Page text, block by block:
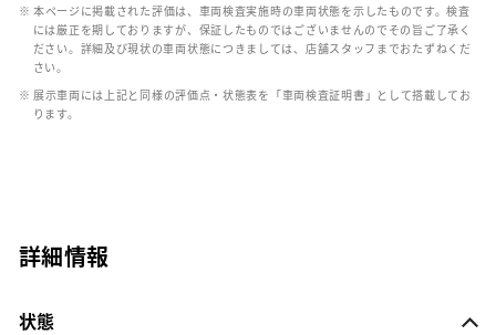
※ 本ページに掲載された評価は、車両検査実施時の車両状態を示したものです。検査
には厳正を期しておりますが、保証したものではございませんのでその旨ご了承く
ださい。詳細及び現状の車両状態につきましては、店舗スタッフまでおたずねくだ
さい。
※ 展示車両には上記と同様の評価点・状態表を「車両検査証明書」として搭載してお
ります。
詳細情報
状態